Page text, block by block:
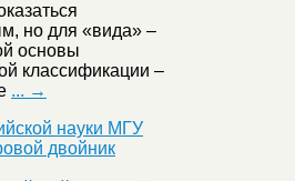
но для «вида» –
основы
классификации –
... →
науки МГУ
двойник